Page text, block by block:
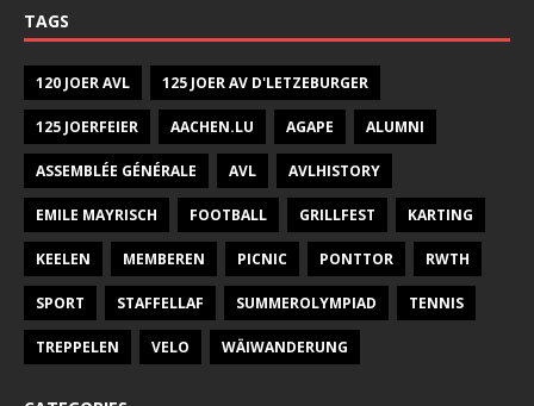
TAGS
120 JOER AVL 125 JOER AV D'LETZEBURGER
125 JOERFEIER AACHEN.LU AGAPE ALUMNI
ASSEMBLÉE GÉNÉRALE AVL AVLHISTORY
EMILE MAYRISCH FOOTBALL GRILLFEST KARTING
KEELEN MEMBEREN PICNIC PONTTOR RWTH
SPORT STAFFELLAF SUMMEROLYMPIAD TENNIS
TREPPELEN VELO WÄIWANDERUNG